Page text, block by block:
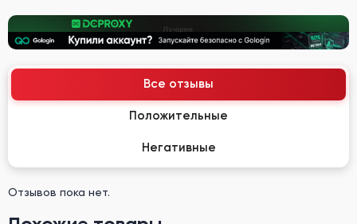
Все отзывы
Положительные
Негативные
Отзывов пока нет.